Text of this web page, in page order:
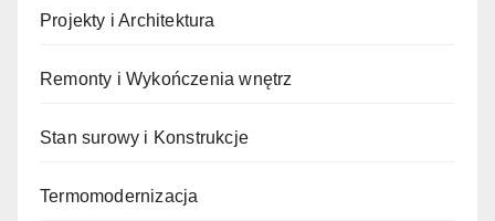
Projekty i Architektura
Remonty i Wykończenia wnętrz
Stan surowy i Konstrukcje
Termomodernizacja